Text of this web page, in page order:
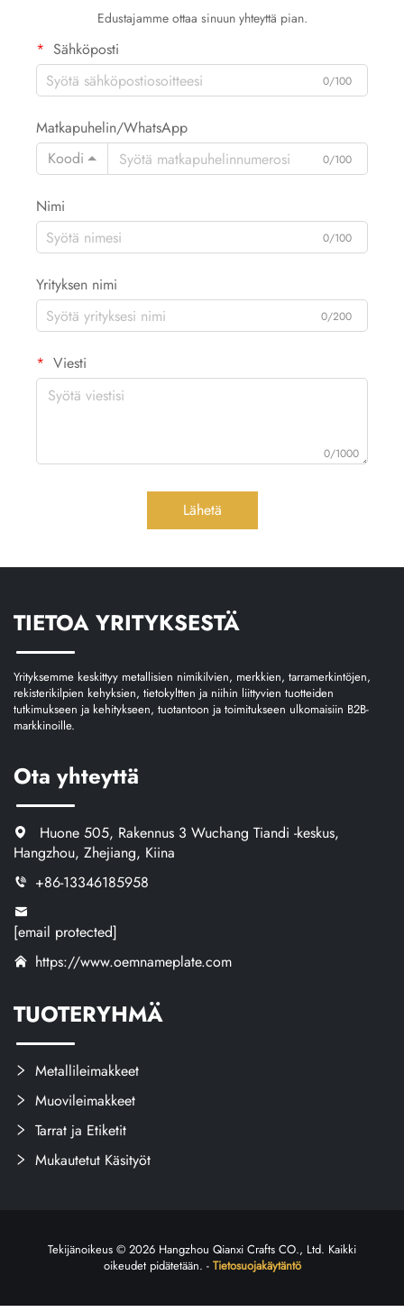
Edustajamme ottaa sinuun yhteyttä pian.
Sähköposti
0/100
Matkapuhelin/WhatsApp
Koodi
0/100
Nimi
0/100
Yrityksen nimi
0/200
Viesti
0/1000
Lähetä
TIETOA YRITYKSESTÄ
Yrityksemme keskittyy metallisien nimikilvien, merkkien, tarramerkintöjen,
rekisterikilpien kehyksien, tietokyltten ja niihin liittyvien tuotteiden
tutkimukseen ja kehitykseen, tuotantoon ja toimitukseen ulkomaisiin B2B-
markkinoille.
Ota yhteyttä
Huone 505, Rakennus 3 Wuchang Tiandi -keskus,
Hangzhou, Zhejiang, Kiina
+86-13346185958
[email protected]
https://www.oemnameplate.com
TUOTERYHMÄ
Metallileimakkeet
Muovileimakkeet
Tarrat ja Etiketit
Mukautetut Käsityöt
Tekijänoikeus © 2026 Hangzhou Qianxi Crafts CO., Ltd. Kaikki
oikeudet pidätetään. - Tietosuojakäytäntö